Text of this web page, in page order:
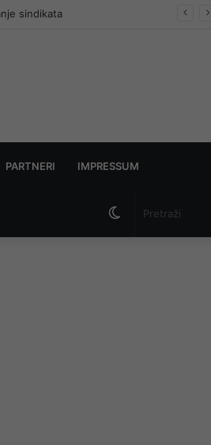
sindikata
PARTNERI IMPRESSUM
Switch